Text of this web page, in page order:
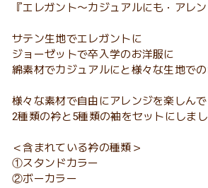
『エレガント〜カジュアルにも・アレ
サテン生地でエレガントに
ジョーゼットで卒入学のお洋服に
綿素材でカジュアルにと様々な生地で
様々な素材で自由にアレンジを楽しんで
2種類の衿と5種類の袖をセットにしまし
＜含まれている衿の種類＞
①スタンドカラー
②ボーカラー